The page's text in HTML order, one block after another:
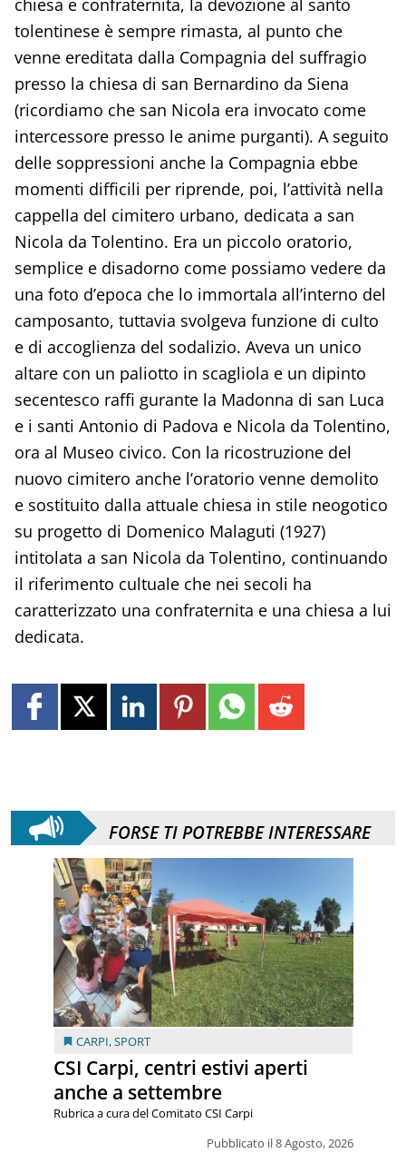
chiesa e confraternita, la devozione al santo
tolentinese è sempre rimasta, al punto che
venne ereditata dalla Compagnia del suffragio
presso la chiesa di san Bernardino da Siena
(ricordiamo che san Nicola era invocato come
intercessore presso le anime purganti). A seguito
delle soppressioni anche la Compagnia ebbe
momenti difficili per riprende, poi, l’attività nella
cappella del cimitero urbano, dedicata a san
Nicola da Tolentino. Era un piccolo oratorio,
semplice e disadorno come possiamo vedere da
una foto d’epoca che lo immortala all’interno del
camposanto, tuttavia svolgeva funzione di culto
e di accoglienza del sodalizio. Aveva un unico
altare con un paliotto in scagliola e un dipinto
secentesco raffi gurante la Madonna di san Luca
e i santi Antonio di Padova e Nicola da Tolentino,
ora al Museo civico. Con la ricostruzione del
nuovo cimitero anche l’oratorio venne demolito
e sostituito dalla attuale chiesa in stile neogotico
su progetto di Domenico Malaguti (1927)
intitolata a san Nicola da Tolentino, continuando
il riferimento cultuale che nei secoli ha
caratterizzato una confraternita e una chiesa a lui
dedicata.
FORSE TI POTREBBE INTERESSARE
CARPI,SPORT
CSI Carpi, centri estivi aperti
anche a settembre
Pubblicato il 8 Agosto, 2026
Rubrica a cura del Comitato CSI Carpi